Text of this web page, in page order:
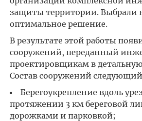
защиты территории. Выбрали
оптимальное решение.
В результате этой работы
сооружений, переданный
проектировщикам в
Состав сооружений
Берегоукрепление вдоль
протяжении 3 км береговой
дорожками и парковкой;